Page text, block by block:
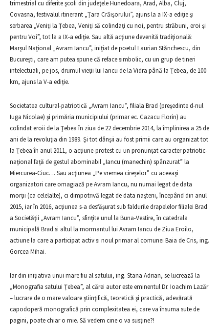
trimestrial cu diferite şcoli din judeţele Hunedoara, Arad, Alba, Cluj,
Covasna, festivalul itinerant „Ţara Crăişorului”, ajuns la a IX-a ediţie şi
serbarea „Veniţi la Ţebea, Veniţi să colindaţi cu noi, pentru străbuni, eroi şi
pentru Voi”, tot la a IX-a ediţie. Sau altă acţiune devenită tradiţională:
Marşul Naţional „Avram Iancu”, iniţiat de poetul Laurian Stănchescu, din
Bucureşti, care am putea spune că reface simbolic, cu un grup de tineri
intelectuali, pe jos, drumul vieţii lui Iancu de la Vidra până la Ţebea, de 100
km, ajuns la V-a ediţie.
Societatea cultural-patriotică „Avram Iancu”, filiala Brad (preşedinte d-nul
Iuga Nicolae) şi primăria municipiului (primar ec. Cazacu Florin) au
colindat eroii de la Ţebea în ziua de 22 decembrie 2014, la împlinirea a 25 de
ani de la revoluţia din 1989. Şi tot dânşii au fost primii care au organizat tot
la Ţebea în anul 2011, o acţiune-protest cu un pronunţat caracter patriotic-
naţional faţă de gestul abominabil „Iancu (manechin) spânzurat” la
Miercurea-Ciuc… Sau acţiunea „Pe vremea cireşelor” cu aceeaşi
organizatori care omagiază pe Avram Iancu, nu numai legat de data
morţii (ca celelalte), ci dimpotrivă legat de data naşterii, începând din anul
2015, iar în 2016, acţiunea s-a desfăşurat sub faldurile drapelelor filialei Brad
a Societăţii „Avram Iancu”, sfinţite unul la Buna-Vestire, în catedrala
municipală Brad si altul la mormantul lui Avram Iancu de Ziua Eroilo,
actiune la care a participat activ si noul primar al comunei Baia de Cris, ing.
Gorcea Mihai.
Iar din iniţiativa unui mare fiu al satului, ing. Stana Adrian, se lucrează la
„Monografia satului Ţebea”, al cărei autor este eminentul Dr. Ioachim Lazăr
– lucrare de o mare valoare ştiinţifică, teoretică şi practică, adevărată
capodoperă monografică prin complexitatea ei, care va însuma sute de
pagini, poate chiar o mie. Să vedem cine o va susţine?!